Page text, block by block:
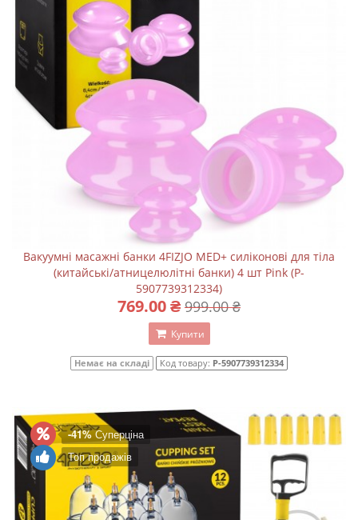
Вакуумні масажні банки 4FIZJO MED+ силіконові для тіла
(китайські/атницелюлітні банки) 4 шт Pink (P-
5907739312334)
769.00 ₴ 999.00 ₴
Купити
Немає на складі Код товару: P-5907739312334
-41%Суперціна
Топ продажів